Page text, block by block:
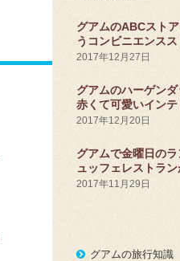
グアムのABCスト
うコンビニエンスス
2017年12月27日
グアムのハーゲン
赤くて可愛いインテ
2017年12月20日
グアムで金曜日の
ュッフェレストラン
2017年11月29日
グアムの旅行知識